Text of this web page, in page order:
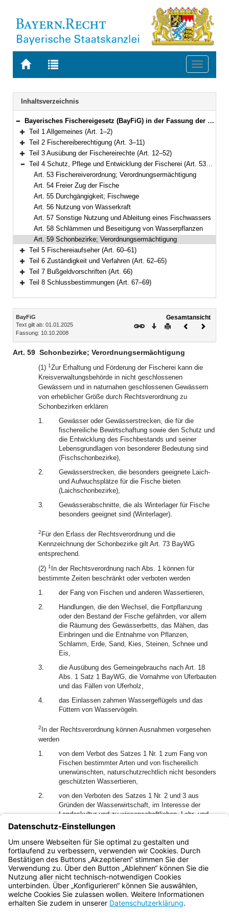
Zur
BAYERN.RECHT
Zur
letzten
Suche
Toggle
Navigation
Inhaltsverzeichnis
Bereich reduzieren
Bayerisches Fischereigesetz (BayFiG) in der Fassung der Bekanntmachung vom 10. Oktober 2008 (GVBl. S.840, 2009 S. 6) BayRS 793-1-L (Art. 1–69)
Bereich erweitern
Teil 1 Allgemeines (Art. 1–2)
Bereich erweitern
Teil 2 Fischereiberechtigung (Art. 3–11)
Bereich erweitern
Teil 3 Ausübung der Fischereirechte (Art. 12–52)
Bereich reduzieren
Teil 4 Schutz, Pflege und Entwicklung der Fischerei (Art. 53–59)
Art. 53 Fischereiverordnung; Verordnungsermächtigung
Art. 54 Freier Zug der Fische
Art. 55 Durchgängigkeit; Fischwege
Art. 56 Nutzung von Wasserkraft
Art. 57 Sonstige Nutzung und Ableitung eines Fischwassers
Art. 58 Schlämmen und Beseitigung von Wasserpflanzen
Art. 59 Schonbezirke; Verordnungsermächtigung
Bereich erweitern
Teil 5 Fischereiaufseher (Art. 60–61)
Bereich erweitern
Teil 6 Zuständigkeit und Verfahren (Art. 62–65)
Bereich erweitern
Teil 7 Bußgeldvorschriften (Art. 66)
Teil 8 Schlussbestimmungen (Art. 67–69)
Inhalt
BayFiG
Text gilt ab: 01.01.2025
Fassung: 10.10.2008
Gesamtansicht
Download
DruckenVorheriges
Art. 59 Schonbezirke; Verordnungsermächtigung
(1) 1Zur Erhaltung und Förderung der Fischerei kann die
Kreisverwaltungsbehörde in nicht geschlossenen
Gewässern und in naturnahen geschlossenen Gewässern
von erheblicher Größe durch Rechtsverordnung zu
Schonbezirken erklären
1.
Gewässer oder Gewässerstrecken, die für die
fischereiliche Bewirtschaftung sowie den Schutz und
die Entwicklung des Fischbestands und seiner
Lebensgrundlagen von besonderer Bedeutung sind
(Fischschonbezirke),
2.
Gewässerstrecken, die besonders geeignete Laich-
und Aufwuchsplätze für die Fische bieten
(Laichschonbezirke),
3.
Gewässerabschnitte, die als Winterlager für Fische
besonders geeignet sind (Winterlager).
2 Für den Erlass der Rechtsverordnung und die
Kennzeichnung der Schonbezirke gilt Art. 73 BayWG
entsprechend.
(2) 1 In der Rechtsverordnung nach Abs. 1 können für
bestimmte Zeiten beschränkt oder verboten werden
1.
der Fang von Fischen und anderen Wassertieren,
2.
Handlungen, die den Wechsel, die Fortpflanzung
oder den Bestand der Fische gefährden, vor allem
die Räumung des Gewässerbetts, das Mähen, das
Einbringen und die Entnahme von Pflanzen,
Schlamm, Erde, Sand, Kies, Steinen, Schnee und
Eis,
3.
die Ausübung des Gemeingebrauchs nach Art. 18
Abs. 1 Satz 1 BayWG, die Vornahme von Uferbauten
und das Fällen von Uferholz,
4.
das Einlassen zahmen Wassergeflügels und das
Füttern von Wasservögeln.
2 In der Rechtsverordnung können Ausnahmen vorgesehen
werden
1.
von dem Verbot des Satzes 1 Nr. 1 zum Fang von
Fischen bestimmter Arten und von fischereilich
unerwünschten, naturschutzrechtlich nicht besonders
geschützten Wassertieren,
2.
von den Verboten des Satzes 1 Nr. 2 und 3 aus
Gründen der Wasserwirtschaft, im Interesse der
Landeskultur und zu wissenschaftlichen, Lehr- und
Forschungszwecken.
(3) Stellt eine Regelung nach Abs. 2 Satz 1 eine Enteignung
dar, so ist dafür Entschädigung zu leisten.
Bayern.de
BayernPortal